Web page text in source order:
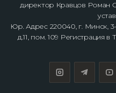
директор Кравцов Роман
Юр. Адрес 220040, г. Минск,
д.11, пом. 109 Регистрация в